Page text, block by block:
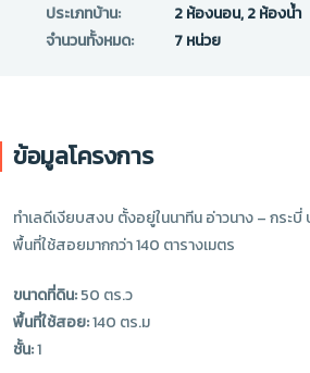
ประเภทบ้าน:
2 ห้องนอน, 2 ห้องน้ำ
จำนวนทั้งหมด:
7 หน่วย
ข้อมูลโครงการ
ทำเลดีเงียบสงบ ตั้งอยู่ในนาทีน อ่าวนาง – กระ
พื้นที่ใช้สอยมากกว่า 140 ตารางเมตร
ขนาดที่ดิน:50 ตร.ว
พื้นที่ใช้สอย:140 ตร.ม
ชั้น:1